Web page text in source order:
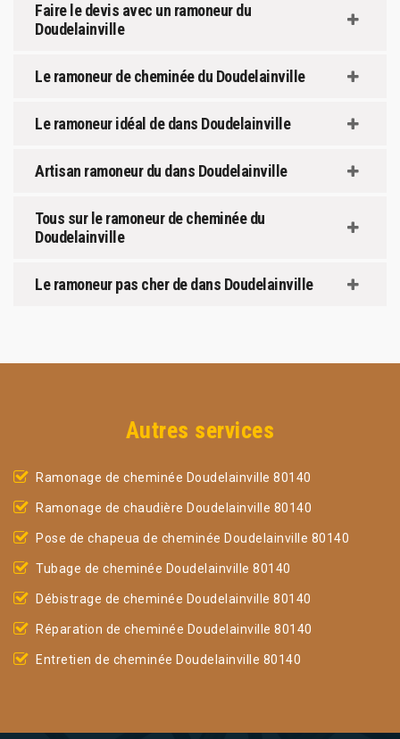
Faire le devis avec un ramoneur du
Doudelainville
Le ramoneur de cheminée du Doudelainville
Le ramoneur idéal de dans Doudelainville
Artisan ramoneur du dans Doudelainville
Tous sur le ramoneur de cheminée du
Doudelainville
Le ramoneur pas cher de dans Doudelainville
Autres services
Ramonage de cheminée Doudelainville 80140
Ramonage de chaudière Doudelainville 80140
Pose de chapeua de cheminée Doudelainville 80140
Tubage de cheminée Doudelainville 80140
Débistrage de cheminée Doudelainville 80140
Réparation de cheminée Doudelainville 80140
Entretien de cheminée Doudelainville 80140